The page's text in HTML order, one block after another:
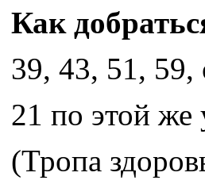
Как
39, 43, 51, 59,
21 по этой же
(Тропа